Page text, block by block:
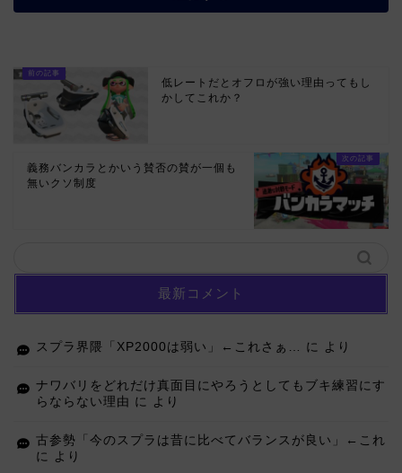
低レートだとオフロが強い理由ってもし
かしてこれか？
義務バンカラとかいう賛否の賛が一個も
無いクソ制度
最新コメント
スプラ界隈「XP2000は弱い」←これさぁ… に より
ナワバリをどれだけ真面目にやろうとしてもブキ練習にす
らならない理由 に より
古参勢「今のスプラは昔に比べてバランスが良い」←これ
に より